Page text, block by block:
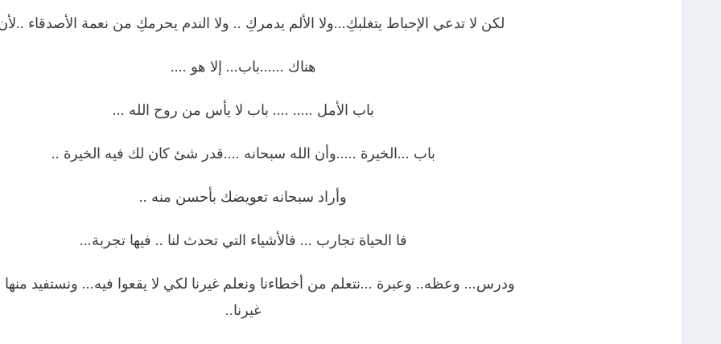
لكن لا تدعي الإحباط يتغلبكِ…ولا الألم يدمركِ .. ولا الندم يحرمكِ من نعمة الأصدقاء
هناك ……باب… إلا هو ….
باب الأمل ….. …. باب لا يأس من روح الله …
باب …الخيرة …..وأن الله سبحانه ….قدر شئ كان لك فيه الخيرة ..
وأراد سبحانه تعويضك بأحسن منه ..
فا الحياة تجارب … فالأشياء التي تحدث لنا .. فيها تجربة…
ودرس… وعظه.. وعبرة …نتعلم من أخطاءنا ونعلم غيرنا لكي لا يقعوا فيه… ونستفيد منها
غيرنا..